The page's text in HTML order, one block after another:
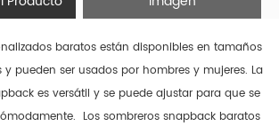
baratos están disponibles en tamaños
pueden ser usados por hombres y mujeres. La
es versátil y se puede ajustar para que se
Los sombreros snapback baratos